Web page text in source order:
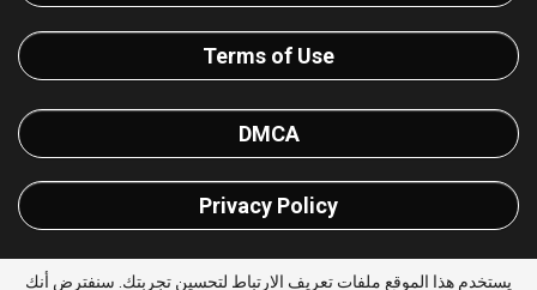
Terms of Use
DMCA
Privacy Policy
يستخدم هذا الموقع ملفات تعريف الارتباط لتحسين تجربتك. سنفترض أنك